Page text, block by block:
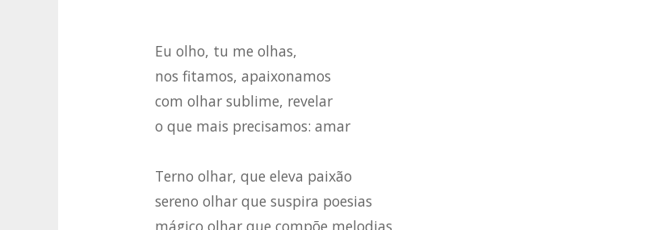
Eu olho, tu me olhas,
nos fitamos, apaixonamos
com olhar sublime, revelar
o que mais precisamos: amar
Terno olhar, que eleva paixão
sereno olhar que suspira poesias